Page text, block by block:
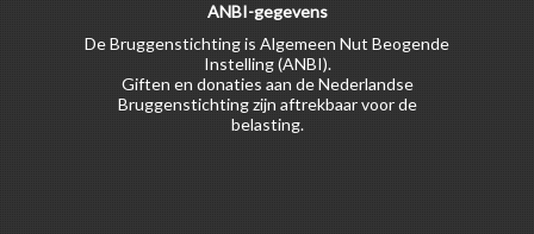
ANBI-gegevens
De Bruggenstichting is Algemeen Nut Beogende
Instelling (ANBI).
Giften en donaties aan de Nederlandse
Bruggenstichting zijn aftrekbaar voor de
belasting.